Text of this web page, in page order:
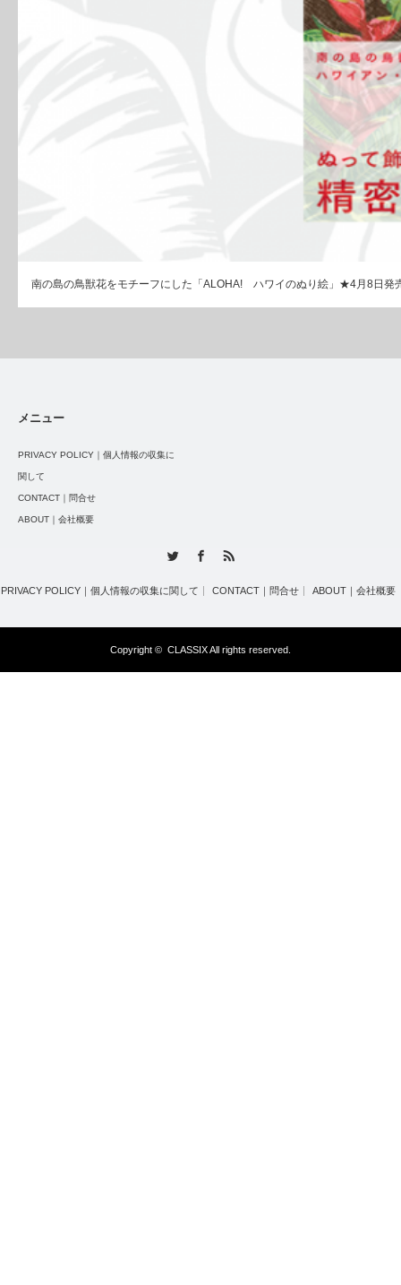
南の島の鳥獣花をモチーフにした「ALOHA! ハワイのぬり絵」★4月8日発
メニュー
PRIVACY POLICY｜個人情報の収集に
関して
CONTACT｜問合せ
ABOUT｜会社概要
PRIVACY POLICY｜個人情報の収集に関して CONTACT｜問合せ ABOUT｜会社概要
Copyright © CLASSIXAll rights reserved.